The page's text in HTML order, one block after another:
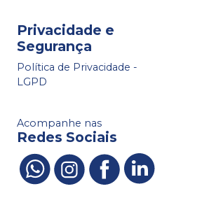
Privacidade e
Segurança
Política de Privacidade -
LGPD
Acompanhe nas
Redes Sociais